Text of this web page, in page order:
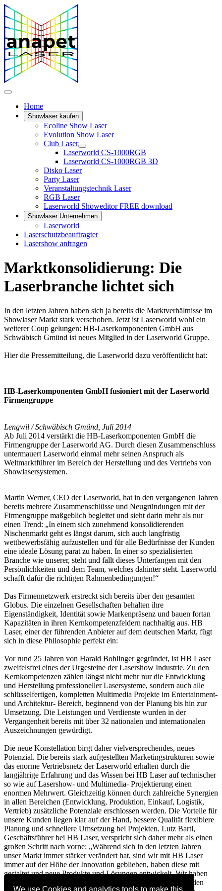
We use Cookies and analytics tools to make this
Home
Showlaser kaufen
Ecoline Show Laser
Evolution Show Laser
Club Laser
Laserworld CS-1000RGB
Laserworld CS-1000RGB 3D
Disko Laser
Party Laser
Veranstaltungstechnik Laser
RGB Laser
Laserworld Showeditor FREE download
Showlaser Unternehmen
Laserworld
Laserschutzbeauftragter
Lasershow anfragen
Marktkonsolidierung: Die
Laserbranche lichtet sich
In den letzten Jahren haben sich ja bereits die Marktverhältnisse im
Showlaser Markt stark verschoben. Jetzt ist Laserworld wohl ein
weiterer Coup gelungen: HB-Laserkomponenten GmbH aus
Schwäbisch Gmünd ist neues Mitglied in der Laserworld Gruppe.
Hier die Pressemitteilung, die Laserworld dazu veröffentlicht hat:
HB-Laserkomponenten GmbH fusioniert mit der Laserworld
Firmengruppe
Lengwil / Schwäbisch Gmünd, Juli 2014
Ab Juli 2014 verstärkt die HB-Laserkomponenten GmbH die
Firmengruppe der Laserworld AG. Durch diesen Zusammenschluss
untermauert Laserworld einmal mehr seinen Anspruch als
Weltmarktführer im Bereich der Herstellung und des Vertriebs von
Showlasersystemen.
Martin Werner, CEO der Laserworld, hat in den vergangenen Jahren
bereits mehrere Zusammenschlüsse und Neugründungen mit der
Firmengruppe maßgeblich begleitet und sieht darin mehr als nur
einen Trend: „In einem sich zunehmend konsolidierenden
Nischenmarkt geht es längst darum, sich auch langfristig
wettbewerbsfähig aufzustellen und für alle Bedürfnisse der Kunden
eine ideale Lösung parat zu haben. In einer so spezialisierten
Branche wie unserer, steht und fällt dieses Unterfangen mit den
Persönlichkeiten und dem Team, welches dahinter steht. Laserworld
schafft dafür die richtigen Rahmenbedingungen!“
Das Firmennetzwerk erstreckt sich bereits über den gesamten
Globus. Die einzelnen Gesellschaften behalten ihre
Eigenständigkeit, Identität sowie Markenpräsenz und bauen fortan
Kapazitäten in ihren Kernkompetenzfeldern nachhaltig aus. HB
Laser, einer der führenden Anbieter auf dem deutschen Markt, fügt
sich in diese Philosophie perfekt ein:
Vor rund 25 Jahren von Harald Bohlinger gegründet, ist HB Laser
zweifelsfrei eines der Urgesteine der Lasershow Industrie. Zu den
Kernkompetenzen zählen längst nicht mehr nur die Entwicklung
und Herstellung professioneller Lasersysteme, sondern auch alle
schlüsselfertigen, kompletten Multimedia Projekte im Entertainment-
und Architektur- Bereich, beginnend von der Planung bis hin zur
Umsetzung. Die Leistungen und Verdienste wurden in der
Vergangenheit bereits mit über 32 nationalen und internationalen
Auszeichnungen gewürdigt.
Die neue Konstellation birgt daher vielversprechendes, neues
Potenzial. Die bereits stark aufgestellten Marketingstrukturen sowie
das enorme Vertriebsnetz der Laserworld erhalten durch die
langjährige Erfahrung und das Wissen bei HB Laser auf technischer
so wie auf Lasershow- und Multimedia- Projektierung einen
enormen Mehrwert. Gleichzeitig können durch zahlreiche Synergien
in allen Bereichen (Entwicklung, Produktion, Einkauf, Logistik,
Vertrieb) zusätzliche Potenziale erschlossen werden. Die Vorteile für
unsere Kunden liegen klar auf der Hand, bessere Qualität flexiblere
Planung und schnellere Umsetzung bei Projekten. Lutz Bartl,
Geschäftsführer bei HB Laser, verspricht sich daher mehr als einen
großen Schritt nach vorne: „Während sich in den letzten Jahren
unser Markt immer stärker verändert hat, sind wir mit HB Laser
immer auf der Höhe der Innovation geblieben, haben diese mit
gestaltet und neue Produkte und Lösungen entwickelt. Wir haben
aber auch gesehen, wie Laserworld innerhalb kürzester Zeit den